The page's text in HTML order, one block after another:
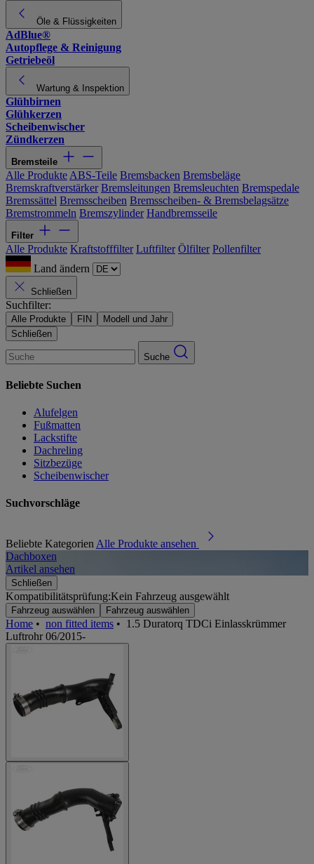
Öle & Flüssigkeiten
AdBlue®
Autopflege & Reinigung
Getriebeöl
Wartung & Inspektion
Glühbirnen
Glühkerzen
Scheibenwischer
Zündkerzen
Bremsteile
Alle Produkte ABS-Teile Bremsbacken Bremsbeläge
Bremskraftverstärker Bremsleitungen Bremsleuchten Bremspedale
Bremssättel Bremsscheiben Bremsscheiben- & Bremsbelagsätze
Bremstrommeln Bremszylinder Handbremsseile
Filter
Alle Produkte Kraftstofffilter Luftfilter Ölfilter Pollenfilter
Land ändern
Schließen
Suchfilter:
Alle Produkte FIN
Modell und Jahr
Schließen
Suche
Beliebte Suchen
Alufelgen
Fußmatten
Lackstifte
Dachreling
Sitzbezüge
Scheibenwischer
Suchvorschläge
Beliebte Kategorien Alle Produkte ansehen
Dachboxen
Artikel ansehen
Schließen
Kompatibilitätsprüfung:Kein Fahrzeug ausgewählt
Fahrzeug auswählen Fahrzeug auswählen
Home • non fitted items • 1.5 Duratorq TDCi Einlasskrümmer
Luftrohr 06/2015-